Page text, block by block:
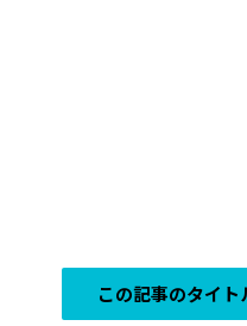
この記事のタイト